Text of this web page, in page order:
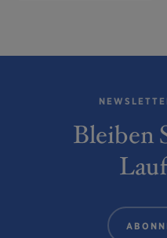
Bleiben